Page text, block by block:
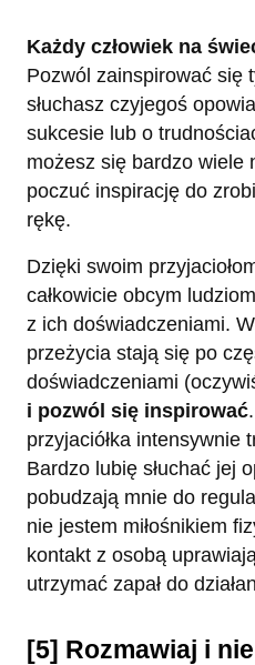
Każdy człowiek na
Pozwól zainspirować się
słuchasz czyjegoś
sukcesie lub o
możesz się bardzo wiele
poczuć inspirację do
rękę.
Dzięki swoim
całkowicie obcym
z ich doświadczeniami.
przeżycia stają się po
doświadczeniami
i pozwól się inspirować
przyjaciółka intensywnie
Bardzo lubię słuchać jej
pobudzają mnie do
nie jestem miłośnikiem
kontakt z osobą
utrzymać zapał do
[5] Rozmawiaj i